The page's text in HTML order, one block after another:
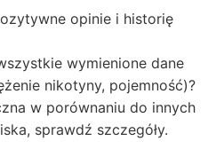
opinie i historię
wymienione dane
nikotyny, pojemność)?
w porównaniu do innych
sprawdź szczegóły.